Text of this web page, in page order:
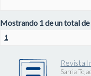
Mostrando 1 de un total
1
Revista
Sarria